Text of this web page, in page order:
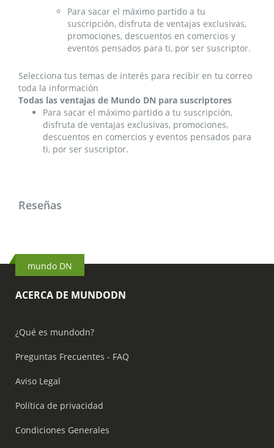
Para sacar el máximo partido a tu
suscripción, disfruta de ventajas exclusivas,
promociones, descuentos en comercios y
eventos pensados para ti, por ser suscriptor.
Selecciona tus temas de interés para recibir en tu correo
toda la información
Todas las ventajas de Mundo DN para suscriptores
Para sacar el máximo partido a tu suscripción,
disfruta de ventajas exclusivas, promociones,
descuentos en comercios y eventos pensados para
ti, por ser suscriptor.
Reseñas
mundo DN
ACERCA DE MUNDODN
¿Qué es mundodn?
Preguntas Frecuentes - FAQ
Aviso Legal
Política de privacidad
Condiciones Generales